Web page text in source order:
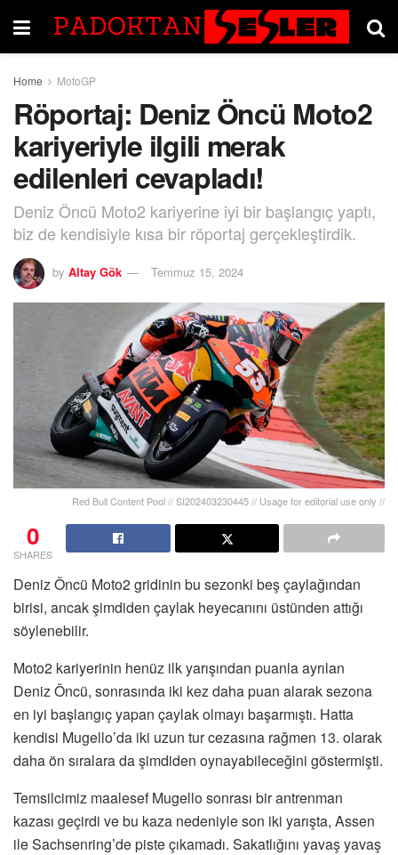
Home MotoGP
Röportaj: Deniz Öncü Moto2
kariyeriyle ilgili merak
edilenleri cevapladı!
Deniz Öncü Moto2 kariyerine iyi bir başlangıç yaptı,
biz de kendisiyle kısa bir röportaj gerçekleştirdik.
by Altay Gök Temmuz 15, 2024
Red Bull Content Pool // SI202403230445 // Usage for editorial use only //
0
SHARES
Deniz Öncü Moto2 gridinin bu sezonki beş çaylağından
birisi, ancak şimdiden çaylak heyecanını üstünden attığı
söylenebilir.
Moto2 kariyerinin henüz ilk yarışından puanla ayrılan
Deniz Öncü, sonrasında iki kez daha puan alarak sezona
en iyi başlangıç yapan çaylak olmayı başarmıştı. Hatta
kendisi Mugello’da iki uzun tur cezasına rağmen 13. olarak
daha ön sıralara da şimdiden oynayabileceğini göstermişti.
Temsilcimiz maalesef Mugello sonrası bir antrenman
kazası geçirdi ve bu kaza nedeniyle son iki yarışta, Assen
ile Sachsenring’de piste çıkamadı. Sakatlığını yavaş yavaş